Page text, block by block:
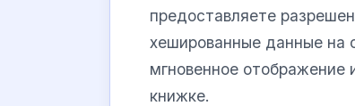
предоставляете
хешированные данные на
мгновенное отображение
книжке.